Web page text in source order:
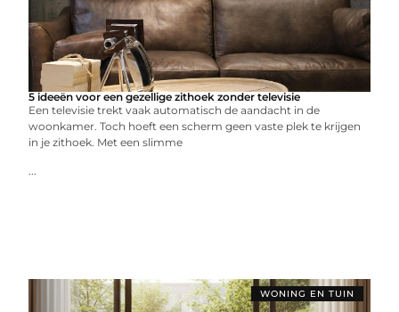
5 ideeën voor een gezellige zithoek zonder televisie
Een televisie trekt vaak automatisch de aandacht in de
woonkamer. Toch hoeft een scherm geen vaste plek te krijgen
in je zithoek. Met een slimme
...
WONING EN TUIN